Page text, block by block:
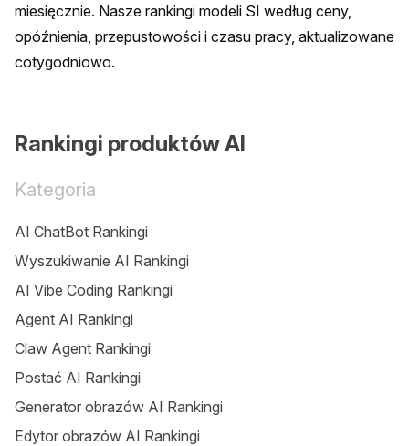
miesięcznie. Nasze rankingi modeli SI według ceny,
opóźnienia, przepustowości i czasu pracy, aktualizowane
cotygodniowo.
Rankingi produktów AI
Kategoria
AI ChatBot Rankingi
Wyszukiwanie AI Rankingi
AI Vibe Coding Rankingi
Agent AI Rankingi
Claw Agent Rankingi
Postać AI Rankingi
Generator obrazów AI Rankingi
Edytor obrazów AI Rankingi